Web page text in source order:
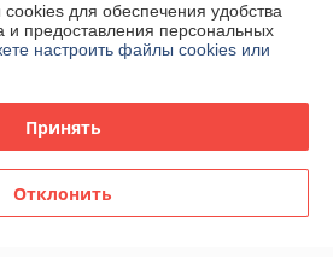
cookies
для обеспечения удобства
и предоставления персональных
настроить файлы cookies или
Принять
Отклонить